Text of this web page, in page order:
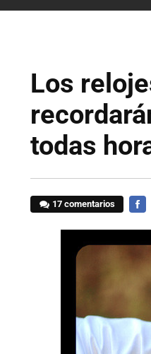
Los
todas
17 comentarios